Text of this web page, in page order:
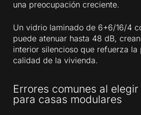
una preocupación creciente.
Un vidrio laminado de 6+6/16/4
puede atenuar hasta 48 dB,
interior silencioso que refuerza
calidad de la vivienda.
Errores comunes al
para casas modulares